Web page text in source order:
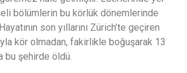
bölümlerin bu körlük dönemlerinde
son yıllarını Zürich’te geçiren
kör olmadan, fakirlikle boğuşarak 13
bu şehirde öldü.